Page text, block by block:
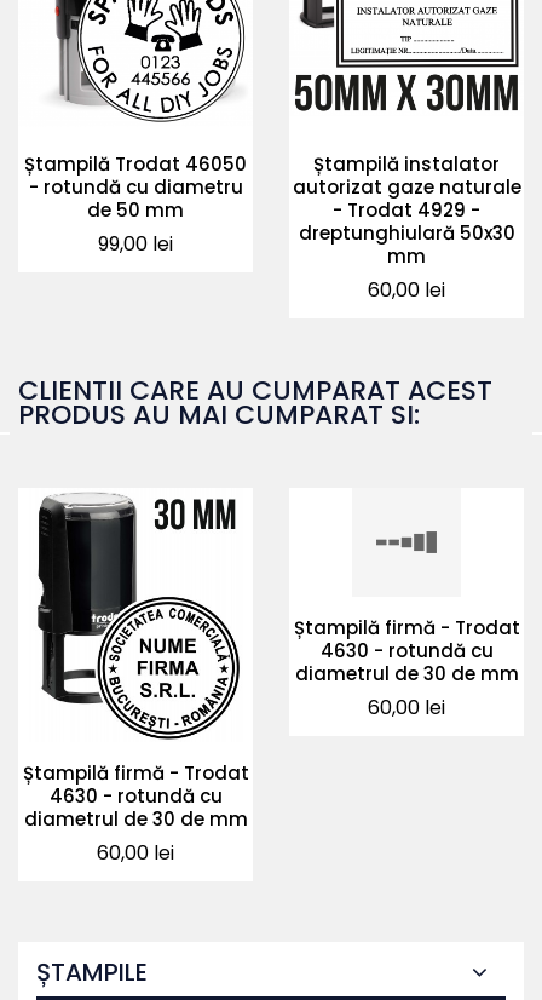
Ștampilă Trodat 46050
- rotundă cu diametru
de 50 mm
Pret
99,00 lei
Ștampilă instalator
autorizat gaze naturale
- Trodat 4929 -
dreptunghiulară 50x30
mm
Pret
60,00 lei
CLIENTII CARE AU CUMPARAT ACEST
PRODUS AU MAI CUMPARAT SI:
Ștampilă firmă - Trodat
4630 - rotundă cu
diametrul de 30 de mm
Pret
60,00 lei
Ștampilă firmă - Trodat
4630 - rotundă cu
diametrul de 30 de mm
Pret
60,00 lei
ȘTAMPILE